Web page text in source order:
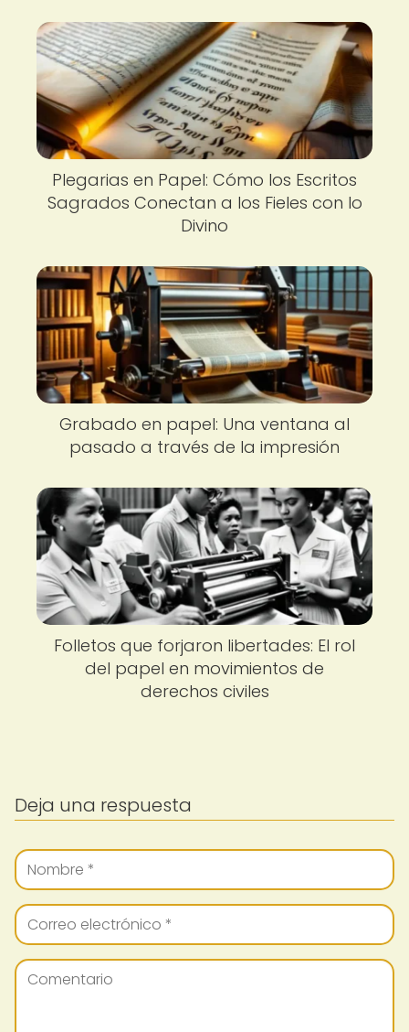
Plegarias en Papel: Cómo los Escritos
Sagrados Conectan a los Fieles con lo
Divino
Grabado en papel: Una ventana al
pasado a través de la impresión
Folletos que forjaron libertades: El rol
del papel en movimientos de
derechos civiles
Deja una respuesta